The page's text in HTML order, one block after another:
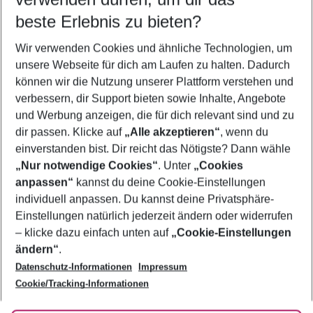
5-8 Nächte
2 Erwachsene Keine Kinder
Mehr Filter anzeigen
Footer
Footer navigation
Über uns
AGB
Bestpreisgarantie
Cookie-Einstellungen ändern
Cookie-Richtlinie
Agenturbetreuung
Barrierefreies Reisen
Folge uns
beste Erlebnis zu bieten?
Wir verwenden Cookies und ähnliche Technologien, um
unsere Webseite für dich am Laufen zu halten. Dadurch
können wir die Nutzung unserer Plattform verstehen und
verbessern, dir Support bieten sowie Inhalte, Angebote
und Werbung anzeigen, die für dich relevant sind und zu
dir passen. Klicke auf „Alle akzeptieren“, wenn du
einverstanden bist. Dir reicht das Nötigste? Dann wähle
„Nur notwendige Cookies“. Unter „Cookies
anpassen“ kannst du deine Cookie-Einstellungen
individuell anpassen. Du kannst deine Privatsphäre-
Einstellungen natürlich jederzeit ändern oder widerrufen
– klicke dazu einfach unten auf „Cookie-Einstellungen
ändern“.
Datenschutz-Informationen
Impressum
Cookie/Tracking-Informationen